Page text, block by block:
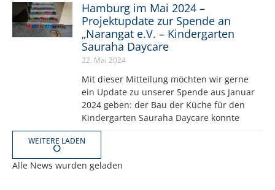
Hamburg im Mai 2024 –
Projektupdate zur Spende an
„Narangat e.V. – Kindergarten
Sauraha Daycare
22. Mai 2024
Mit dieser Mitteilung möchten wir gerne
ein Update zu unserer Spende aus Januar
2024 geben: der Bau der Küche für den
Kindergarten Sauraha Daycare konnte
WEITERE LADEN
Alle News wurden geladen